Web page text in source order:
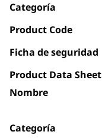
Categoría
Product Code
Ficha de seguridad
Product Data Sheet
Nombre
Categoría